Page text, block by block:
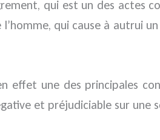
qui est un des actes
qui cause à autrui
effet une des principales
et préjudiciable sur une